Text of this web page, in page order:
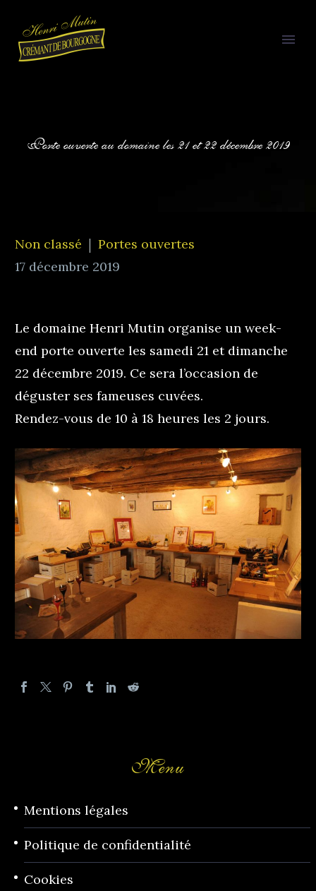
Porte ouverte au domaine les 21 et 22 décembre 2019
Non classé
Portes ouvertes
17 décembre 2019
Le domaine Henri Mutin organise un week-
end porte ouverte les samedi 21 et dimanche
22 décembre 2019. Ce sera l’occasion de
déguster ses fameuses cuvées.
Rendez-vous de 10 à 18 heures les 2 jours.
Menu
Mentions légales
Politique de confidentialité
Cookies